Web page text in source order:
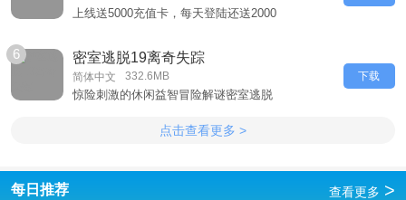
上线送5000充值卡，每天登陆还送2000
6
下载
密室逃脱19离奇失踪
简体中文 332.6MB
惊险刺激的休闲益智冒险解谜密室逃脱
点击查看更多 >
每日推荐 查看更多 >